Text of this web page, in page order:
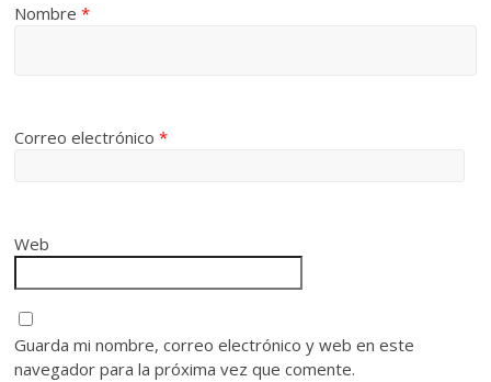
Nombre*
Correo electrónico*
Web
Guarda mi nombre, correo electrónico y web en este
navegador para la próxima vez que comente.